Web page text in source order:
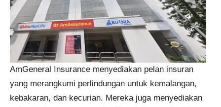
AmGeneral Insurance menyediakan pelan insuran
yang merangkumi perlindungan untuk kemalangan,
kebakaran, dan kecurian. Mereka juga menyediakan